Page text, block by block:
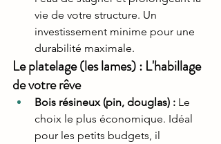
vie de votre structure. Un
investissement minime pour une
durabilité maximale.
Le platelage (les lames) : L'habillage
de votre rêve
Bois résineux (pin, douglas) : Le
choix le plus économique. Idéal
pour les petits budgets, il